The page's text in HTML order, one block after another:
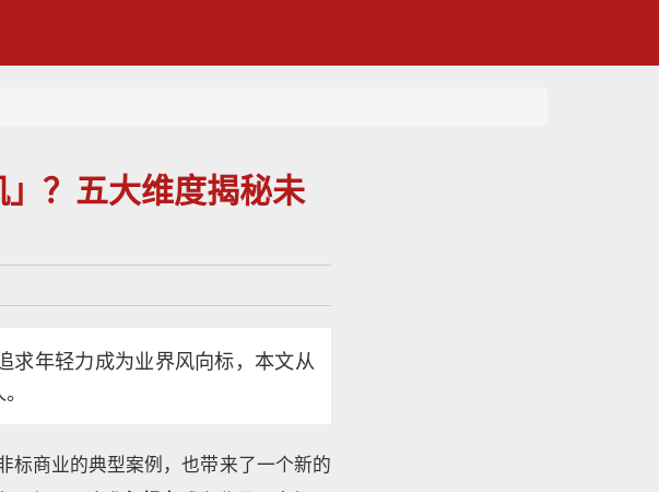
？五大维度揭秘未
求年轻力成为业界风向标，本文从
标商业的典型案例，也带来了一个新的